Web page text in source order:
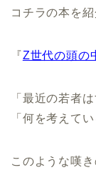
コチラの本を紹
『Z世代の頭の
「最近の若者
「何を考えて
このような嘆